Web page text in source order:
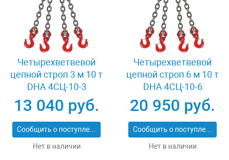
Четырехветвевой
цепной строп 3 м 10 т
DHA 4СЦ-10-3
13 040 руб.
Сообщить о поступлении
Нет в наличии
Четырехветвевой
цепной строп 6 м 10 т
DHA 4СЦ-10-6
20 950 руб.
Сообщить о поступлении
Нет в наличии